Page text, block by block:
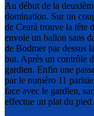
Au début de la
domination. Sur un
de Cearà trouve la tête
envoie un ballon sans
de Bodmer par dessus
but. Après un contrôle
gardien. Enfin une
par le numéro 11
face avec le gardien,
effectue un plat du pied